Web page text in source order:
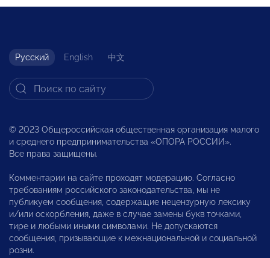
Русский English 中文
© 2023 Общероссийская общественная организация малого
и среднего предпринимательства «ОПОРА РОССИИ».
Все права защищены.
Комментарии на сайте проходят модерацию. Согласно
требованиям российского законодательства, мы не
публикуем сообщения, содержащие нецензурную лексику
и/или оскорбления, даже в случае замены букв точками,
тире и любыми иными символами. Не допускаются
сообщения, призывающие к межнациональной и социальной
розни.